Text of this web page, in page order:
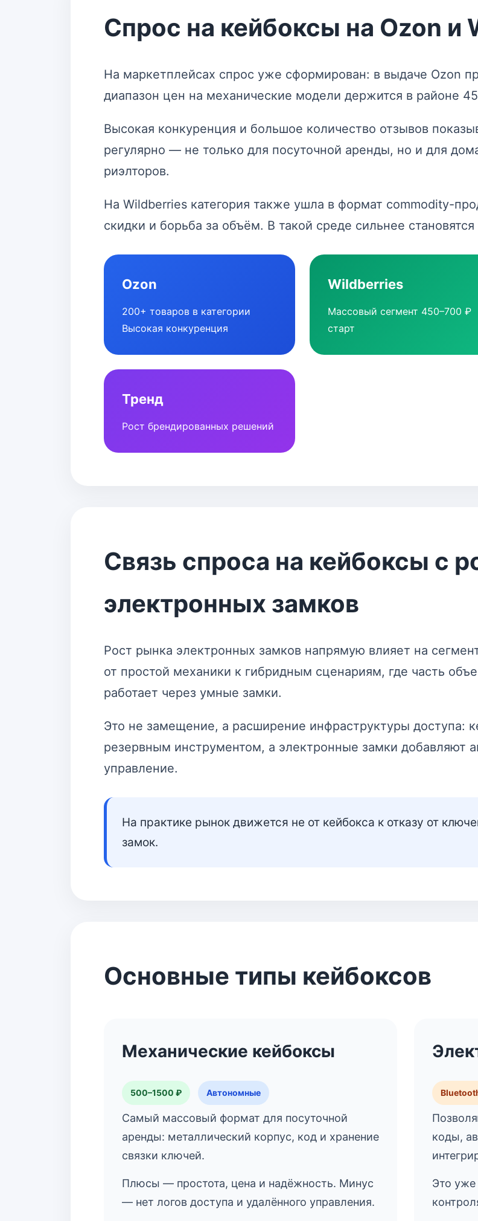
Спрос на кейбоксы на Ozon и
На маркетплейсах спрос уже сформирован: в выдаче Ozon
диапазон цен на механические модели держится в районе
Высокая конкуренция и большое количество отзывов
регулярно — не только для посуточной аренды, но и для
риэлторов.
На Wildberries категория также ушла в формат commodity-
скидки и борьба за объём. В такой среде сильнее
Ozon
200+ товаров в категории
Высокая конкуренция
Wildberries
Массовый сегмент 450–700 ₽
старт
Тренд
Рост брендированных решений
Связь спроса на кейбоксы с
электронных замков
Рост рынка электронных замков напрямую влияет на
от простой механики к гибридным сценариям, где часть
работает через умные замки.
Это не замещение, а расширение инфраструктуры доступа:
резервным инструментом, а электронные замки добавляют
управление.
На практике рынок движется не от кейбокса к отказу от
замок.
Основные типы кейбоксов
Механические кейбоксы
500–1500 ₽ Автономные
Самый массовый формат для посуточной
аренды: металлический корпус, код и хранение
связки ключей.
Плюсы — простота, цена и надёжность. Минус
— нет логов доступа и удалённого управления.
коды,
Это уже